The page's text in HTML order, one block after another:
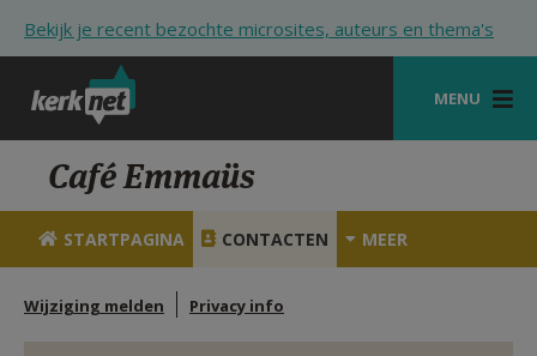
Bekijk je recent bezochte microsites, auteurs en thema's
MENU
STARTPAGINA
KERK
VIERINGEN
SHOP
Café Emmaüs
STARTPAGINA CONTACTEN MEER
Wijziging melden Privacy info